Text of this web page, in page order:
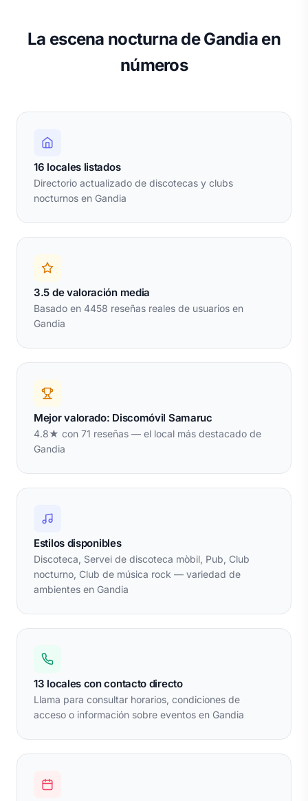
La escena nocturna de Gandia en
números
16 locales listados
Directorio actualizado de discotecas y clubs
nocturnos en Gandia
3.5 de valoración media
Basado en 4458 reseñas reales de usuarios en
Gandia
Mejor valorado: Discomóvil Samaruc
4.8★ con 71 reseñas — el local más destacado de
Gandia
Estilos disponibles
Discoteca, Servei de discoteca mòbil, Pub, Club
nocturno, Club de música rock — variedad de
ambientes en Gandia
13 locales con contacto directo
Llama para consultar horarios, condiciones de
acceso o información sobre eventos en Gandia